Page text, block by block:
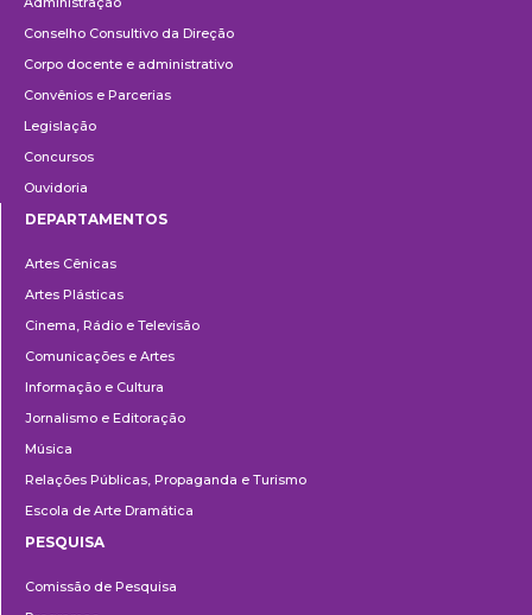
Conselho Consultivo da Direção
Corpo docente e administrativo
Convênios e Parcerias
Legislação
Concursos
Ouvidoria
DEPARTAMENTOS
Artes Cênicas
Artes Plásticas
Cinema, Rádio e Televisão
Comunicações e Artes
Informação e Cultura
Jornalismo e Editoração
Música
Relações Públicas, Propaganda e Turismo
Escola de Arte Dramática
PESQUISA
Comissão de Pesquisa